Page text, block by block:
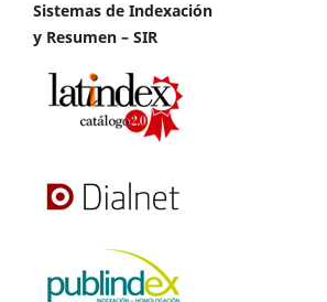
Sistemas de Indexación
y Resumen – SIR